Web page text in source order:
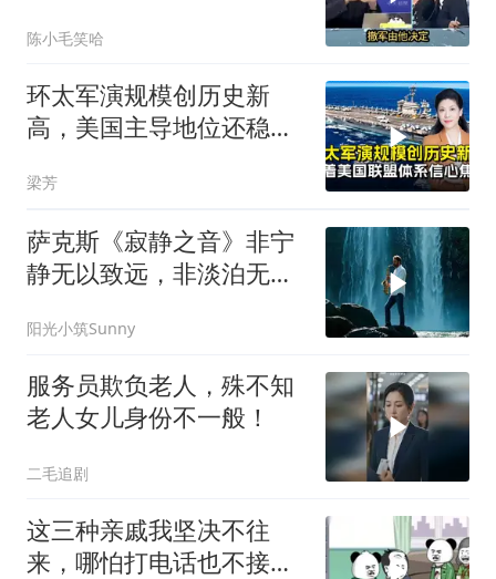
陈小毛笑哈
环太军演规模创历史新
高，美国主导地位还稳得
梁芳
萨克斯《寂静之音》非宁
静无以致远，非淡泊无以
阳光小筑Sunny
服务员欺负老人，殊不知
老人女儿身份不一般！
二毛追剧
这三种亲戚我坚决不往
来，哪怕打电话也不接，